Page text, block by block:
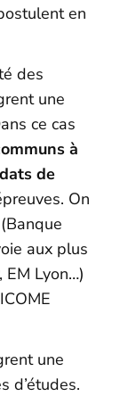
en
des
une
ce cas
à
de
On
aux plus
EM Lyon…)
une
d’études.